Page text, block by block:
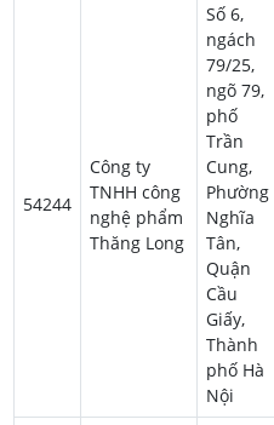
54244
Công ty
TNHH công
nghệ phẩm
Thăng Long
Số 6,
ngách
79/25,
ngõ 79,
phố
Trần
Cung,
Phường
Nghĩa
Tân,
Quận
Cầu
Giấy,
Thành
phố Hà
Nội